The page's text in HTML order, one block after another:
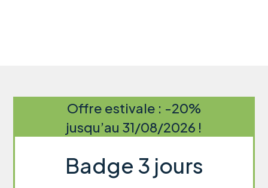
Offre estivale : -20%
jusqu’au 31/08/2026 !
Badge 3 jours